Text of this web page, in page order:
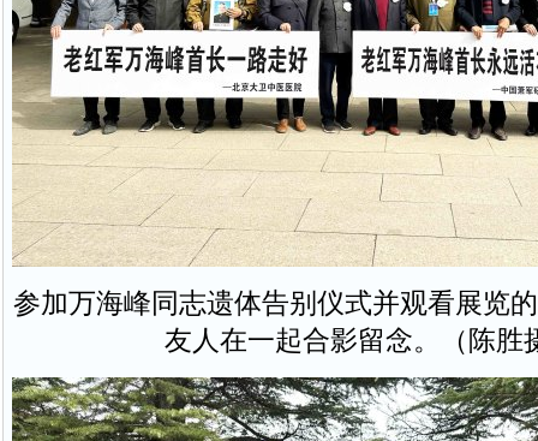
参加万海峰同志遗体告别仪式并观看展览
友人在一起合影留念。（陈胜